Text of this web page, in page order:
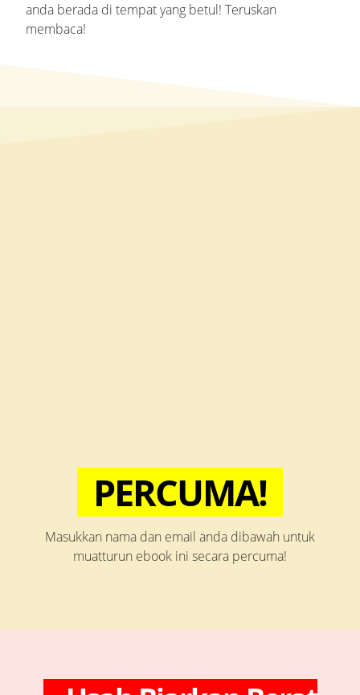
anda berada di tempat yang betul! Teruskan
membaca!
PERCUMA!
Masukkan nama dan email anda dibawah untuk
muatturun ebook ini secara percuma!